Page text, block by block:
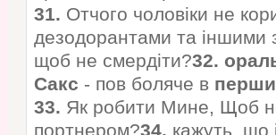
31. Отчого чоловіки не
дезодорантами та іншими
щоб не смердіти?32.
Сакс - пов боляче в
33. Як робити Мине, Щоб